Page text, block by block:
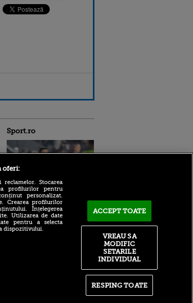
Sport.ro
Concluzia lui Antonio Folha
după CFR Cluj - Tromso 0-
5: „S-a văzut pe parcursul
întregului meci”
club din Superliga: ”Acolo
oferi:
Stocarea
profilurilor pentru
personalizat.
Crearea profilurilor
Înțelegerea
Utilizarea de date
pentru a selecta
dispozitivului.
ACCEPT TOATE
RESPING TOATE
VREAU SA
MODIFIC
SETARILE
INDIVIDUAL